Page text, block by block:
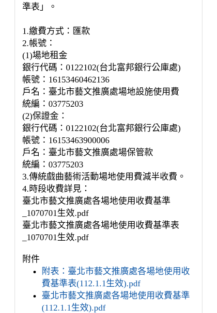
準表」。
1.繳費方式：匯款
2.帳號：
(1)場地租金
銀行代碼：0122102(台北富邦銀行公庫處)
帳號：16153460462136
戶名：臺北市藝文推廣處場地設施使用費
統編：03775203
(2)保證金：
銀行代碼：0122102(台北富邦銀行公庫處)
帳號：16153463900006
戶名：臺北市藝文推廣處場保管款
統編：03775203
3.傳統戲曲藝術活動場地使用費減半收費。
4.時段收費詳見：
臺北市藝文推廣處各場地使用收費基準
_1070701生效.pdf
臺北市藝文推廣處各場地使用收費基準表
_1070701生效.pdf
附件
附表：臺北市藝文推廣處各場地使用收
費基準表(112.1.1生效).pdf
臺北市藝文推廣處各場地使用收費基準
(112.1.1生效).pdf